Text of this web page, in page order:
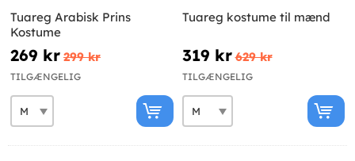
Tuareg Arabisk Prins
Kostume
269 kr 299 kr
TILGÆNGELIG
Tuareg kostume til mænd
319 kr 629 kr
TILGÆNGELIG